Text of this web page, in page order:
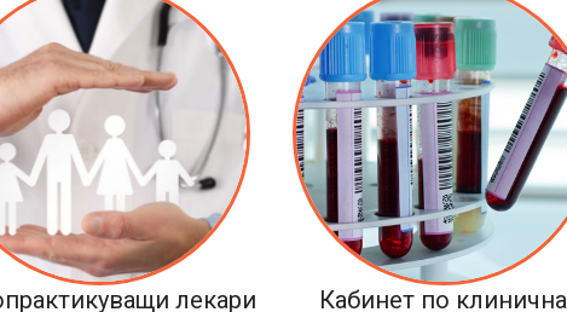
лекари
Кабинет по клинична